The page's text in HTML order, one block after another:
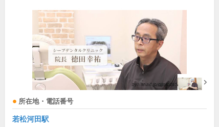
所在地・電話番号
若松河田駅